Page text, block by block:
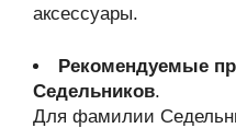
аксессуары.
Рекомендуемые
Седельников.
Для фамилии